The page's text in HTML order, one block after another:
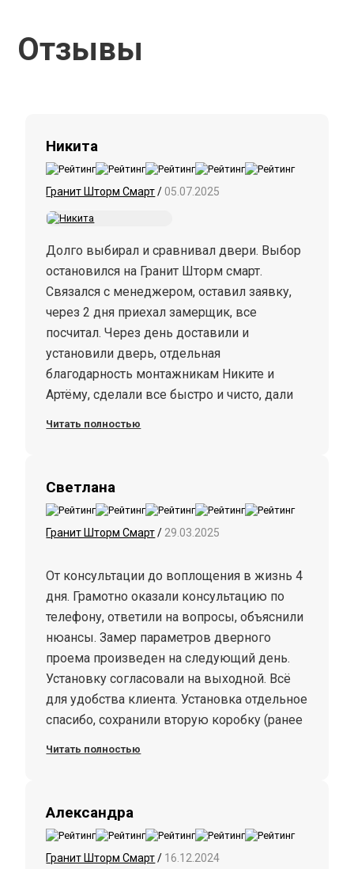
Отзывы
Никита
Гранит Шторм Смарт/05.07.2025
Долго выбирал и сравнивал двери. Выбор
остановился на Гранит Шторм смарт.
Связался с менеджером, оставил заявку,
через 2 дня приехал замерщик, все
посчитал. Через день доставили и
установили дверь, отдельная
благодарность монтажникам Никите и
Артёму, сделали все быстро и чисто, дали
очень удобная штука.
Читать полностью
Светлана
Гранит Шторм Смарт/ 29.03.2025
От консультации до воплощения в жизнь 4
дня. Грамотно оказали консультацию по
телефону, ответили на вопросы, объяснили
нюансы. Замер параметров дверного
проема произведен на следующий день.
Установку согласовали на выходной. Всё
для удобства клиента. Установка отдельное
спасибо, сохранили вторую коробку (ранее
Читать полностью
Александра
Гранит Шторм Смарт/ 16.12.2024